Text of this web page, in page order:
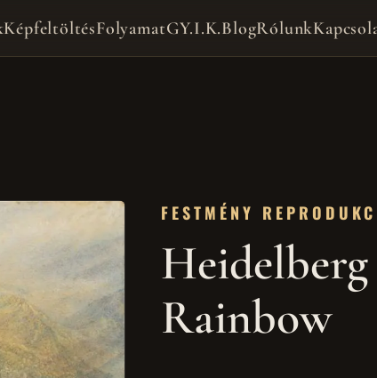
KépfeltöltésFolyamatGY.I.K.BlogRólunk
FESTMÉNY
Rainbow